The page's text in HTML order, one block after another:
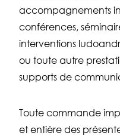
accompagnements
conférences,
interventions
ou toute autre
supports de
Toute commande
et entière des